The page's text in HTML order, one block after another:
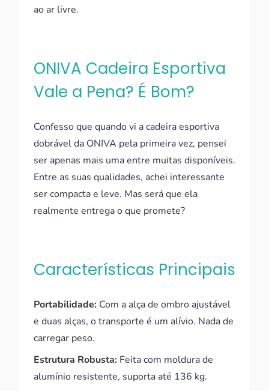
ao ar livre.
ONIVA Cadeira Esportiva
Vale a Pena? É Bom?
Confesso que quando vi a cadeira esportiva
dobrável da ONIVA pela primeira vez, pensei
ser apenas mais uma entre muitas disponíveis.
Entre as suas qualidades, achei interessante
ser compacta e leve. Mas será que ela
realmente entrega o que promete?
Características Principais
Portabilidade: Com a alça de ombro ajustável
e duas alças, o transporte é um alívio. Nada de
carregar peso.
Estrutura Robusta: Feita com moldura de
alumínio resistente, suporta até 136 kg.